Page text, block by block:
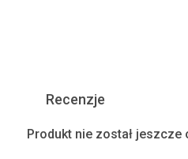
Recenzje
Produkt nie został jeszcze